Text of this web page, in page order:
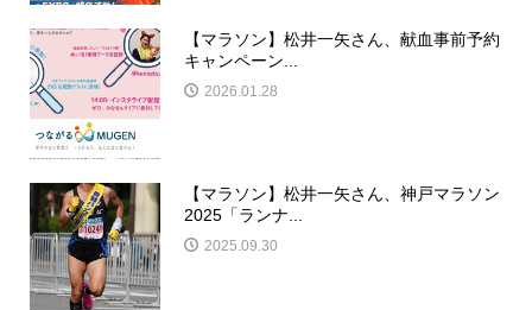
【マラソン】松井一矢さん、献血事前予約
キャンペーン...
2026.01.28
【マラソン】松井一矢さん、神戸マラソン
2025「ランナ...
2025.09.30